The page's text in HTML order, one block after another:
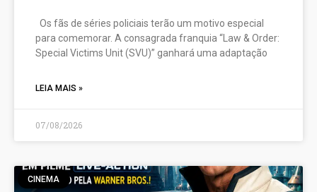
Os fãs de séries policiais terão um motivo especial
para comemorar. A consagrada franquia “Law & Order:
Special Victims Unit (SVU)” ganhará uma adaptação
LEIA MAIS »
07/08/2026
CINEMA